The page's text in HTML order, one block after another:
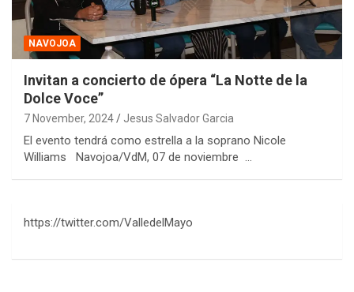
NAVOJOA
Invitan a concierto de ópera “La Notte de la
Dolce Voce”
7 November, 2024 Jesus Salvador Garcia
El evento tendrá como estrella a la soprano Nicole
Williams Navojoa/VdM, 07 de noviembre …
https://twitter.com/ValledelMayo